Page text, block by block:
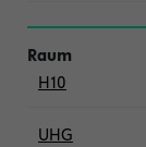
H10
UHG